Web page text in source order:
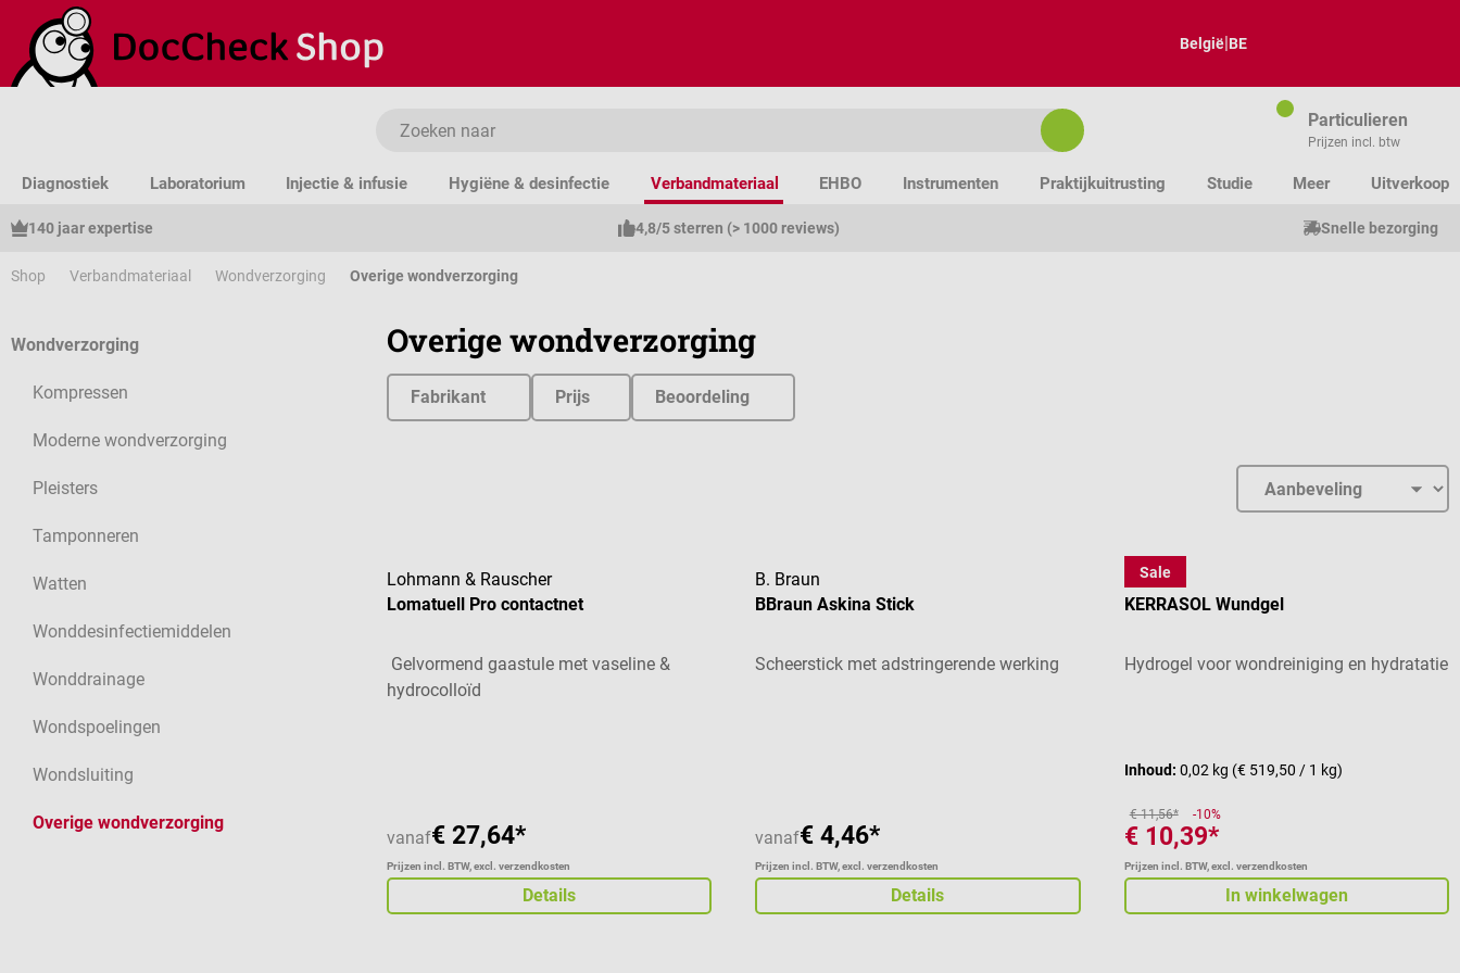
naar de hoofdinhoud
Ga naar de zoekopdracht
Ga naar de hoofdnavigatie
België|BE
Particulieren
Prijzen incl. btw
Diagnostiek Laboratorium Injectie & infusie Hygiëne & desinfectie Verbandmateriaal EHBO Instrumenten Praktijkuitrusting Studie Meer Uitverkoop
140 jaar expertise 4,8/5 sterren (> 1000 reviews) Snelle bezorging
Shop Verbandmateriaal Wondverzorging Overige wondverzorging
Wondverzorging
Kompressen
Moderne wondverzorging
Pleisters
Tamponneren
Watten
Wonddesinfectiemiddelen
Wonddrainage
Wondspoelingen
Wondsluiting
Overige wondverzorging
Overige wondverzorging
Fabrikant Prijs Beoordeling
Lohmann & Rauscher
Lomatuell Pro contactnet
Gelvormend gaastule met vaseline &
hydrocolloïd
vanaf€ 27,64*
Prijzen incl. BTW, excl. verzendkosten
Details
B. Braun
BBraun Askina Stick
Scheerstick met adstringerende werking
vanaf€ 4,46*
Prijzen incl. BTW, excl. verzendkosten
Details
Sale
3M
KERRASOL Wundgel
Hydrogel voor wondreiniging en hydratatie
Inhoud: 0,02 kg (€ 519,50 / 1 kg)
€ 11,56* -10%
€ 10,39*
Prijzen incl. BTW, excl. verzendkosten
In winkelwagen